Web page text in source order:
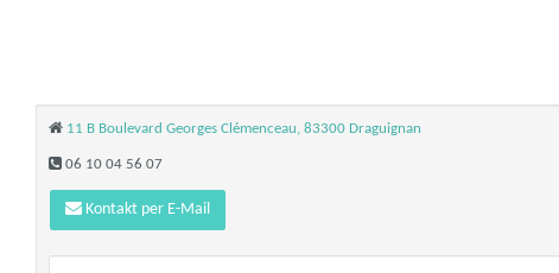
11 B Boulevard Georges Clémenceau, 83300 Draguignan
06 10 04 56 07
Kontakt per E-Mail